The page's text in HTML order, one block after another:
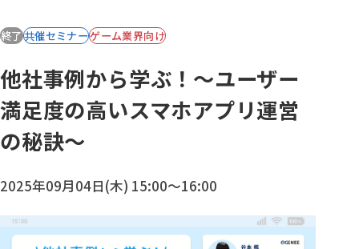
終了共催セミナーゲーム業界向け
他社事例から学ぶ！～ユーザー
満足度の高いスマホアプリ運営
の秘訣～
2025年09月04日(木) 15:00～16:00